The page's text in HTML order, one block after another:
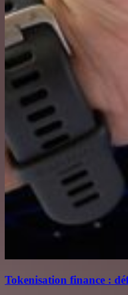
Tokenisation finance :